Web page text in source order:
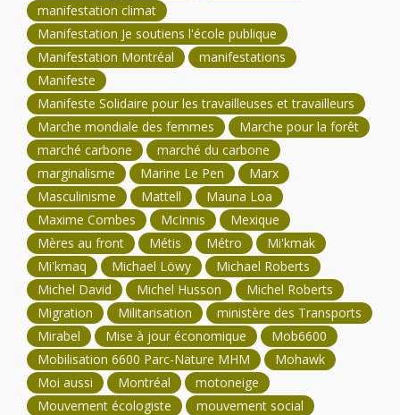
manifestation climat
Manifestation Je soutiens l'école publique
Manifestation Montréal
manifestations
Manifeste
Manifeste Solidaire pour les travailleuses et travailleurs
Marche mondiale des femmes
Marche pour la forêt
marché carbone
marché du carbone
marginalisme
Marine Le Pen
Marx
Masculinisme
Mattell
Mauna Loa
Maxime Combes
McInnis
Mexique
Mères au front
Métis Métro
Mi'kmak
Mi'kmaq
Michael Löwy
Michael Roberts
Michel David
Michel Husson
Michel Roberts
Migration
Militarisation
ministère des Transports
Mirabel
Mise à jour économique
Mob6600
Mobilisation 6600 Parc-Nature MHM
Mohawk
Moi aussi
Montréal
motoneige
Mouvement écologiste
mouvement social